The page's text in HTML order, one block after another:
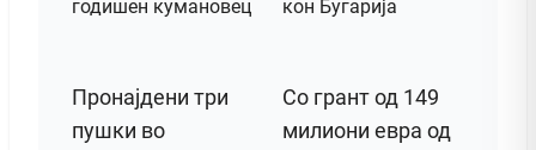
Пронајдени три
пушки во
Со грант од 149
милиони евра од